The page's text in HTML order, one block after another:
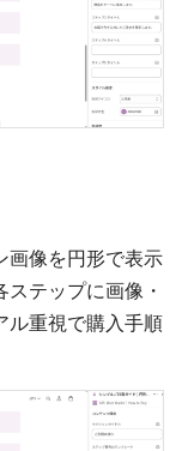
画像を円形で表示
テップに画像・
ル重視で購入手順